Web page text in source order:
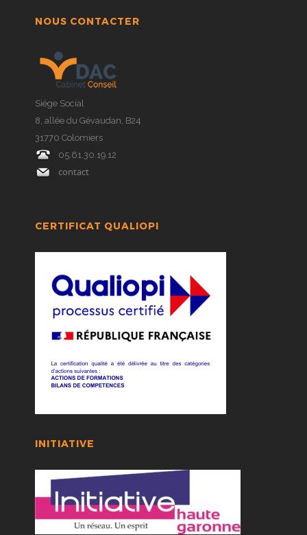
NOUS CONTACTER
Siège Social
8, allée du Gévaudan, B24
31770 Colomiers
05.61.30.19.12
contact
CERTIFICAT QUALIOPI
INITIATIVE